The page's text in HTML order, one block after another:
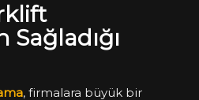
Sağladığı
, firmalara büyük bir